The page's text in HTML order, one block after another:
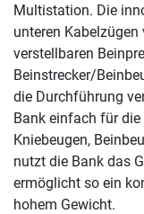
Multistation. Die
unteren
verstellbaren
Beinstrecker/
die Durchführung
Bank einfach für
Kniebeugen,
nutzt die Bank das
ermöglicht so ein
hohem Gewicht.